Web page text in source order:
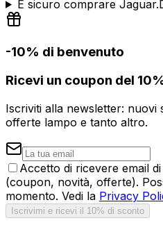
È sicuro comprare
-10% di benvenuto
Ricevi un coupon del
Iscriviti alla newsletter: nuovi
offerte lampo e tanto altro.
Accetto di ricevere email
(coupon, novità, offerte).
momento. Vedi la Privacy
Iscrivimi e ricevi il 10% di sconto